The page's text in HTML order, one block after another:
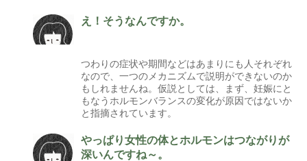
え！そうなんですか。
つわりの症状や期間などはあまりにも人それぞれ
なので、一つのメカニズムで説明ができないのか
もしれませんね。仮説としては、まず、妊娠にと
もなうホルモンバランスの変化が原因ではないか
と指摘されています。
やっぱり女性の体とホルモンはつながりが
深いんですね～。